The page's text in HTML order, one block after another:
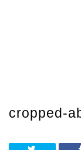
cropped-